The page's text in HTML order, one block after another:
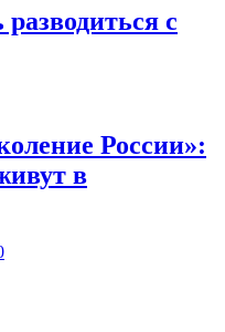
с
России»:
в